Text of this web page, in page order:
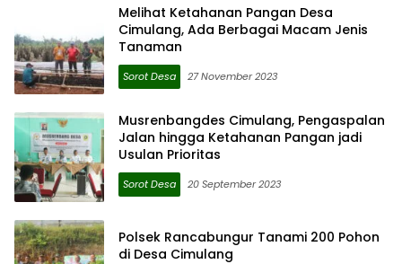
Melihat Ketahanan Pangan Desa
Cimulang, Ada Berbagai Macam Jenis
Tanaman
Sorot Desa 27 November 2023
Musrenbangdes Cimulang, Pengaspalan
Jalan hingga Ketahanan Pangan jadi
Usulan Prioritas
Sorot Desa 20 September 2023
Polsek Rancabungur Tanami 200 Pohon
di Desa Cimulang